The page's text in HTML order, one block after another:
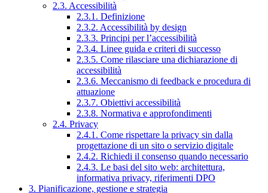
2.3. Accessibilità
2.3.1. Definizione
2.3.2. Accessibilità by design
2.3.3. Principi per l’accessibilità
2.3.4. Linee guida e criteri di successo
2.3.5. Come rilasciare una dichiarazione di
accessibilità
2.3.6. Meccanismo di feedback e procedura di
attuazione
2.3.7. Obiettivi accessibilità
2.3.8. Normativa e approfondimenti
2.4. Privacy
2.4.1. Come rispettare la privacy sin dalla
progettazione di un sito o servizio digitale
2.4.2. Richiedi il consenso quando necessario
2.4.3. Le basi del sito web: architettura,
informativa privacy, riferimenti DPO
3. Pianificazione, gestione e strategia